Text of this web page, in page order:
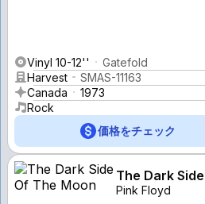
Vinyl 10-12''
Gatefold
Harvest
SMAS-11163
Canada
1973
Rock
価格をチェック
The Dark
Pink Floyd